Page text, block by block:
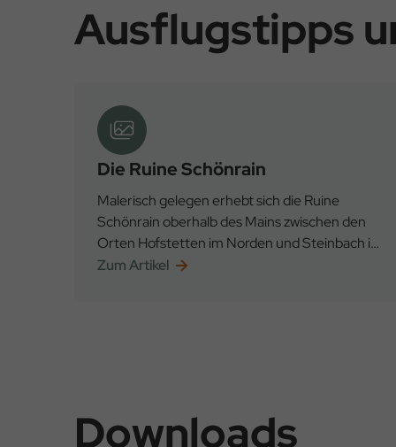
Ausflugstipps
Die Ruine Schönrain
Malerisch gelegen erhebt sich die Ruine
Schönrain oberhalb des Mains zwischen den
Orten Hofstetten im Norden und Steinbach im
Süden. Sie ist eingebettet in den Staatswald
Zum Artikel
Downloads